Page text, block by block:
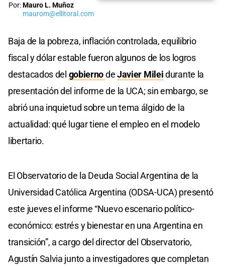
Por:Mauro L. Muñoz
maurom@ellitoral.com
Baja de la pobreza, inflación controlada, equilibrio
fiscal y dólar estable fueron algunos de los logros
destacados del gobiernodeJavier Mileidurante la
presentación del informe de la UCA; sin embargo, se
abrió una inquietud sobre un tema álgido de la
actualidad: qué lugar tiene el empleo en el modelo
libertario.
El Observatorio de la Deuda Social Argentina de la
Universidad Católica Argentina (ODSA-UCA) presentó
este jueves el informe “Nuevo escenario político-
económico: estrés y bienestar en una Argentina en
transición”, a cargo del director del Observatorio,
Agustín Salvia junto a investigadores que completan